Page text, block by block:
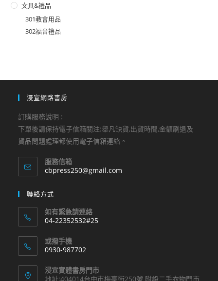
文具&禮品
301教會用品
302福音禮品
浸宣網路書房
訂購服務說明 :
下單後請保持電子信箱關注:舉凡缺貨,出貨時間,金額刷退及
貨品問題處理都使用電子信箱連絡。
服務信箱
cbpress250@gmail.com
聯絡方式
如有緊急請連絡
04-22352532#25
in
your
application
或撥手機
0930-987702
in
浸宣實體書房門市
地址:404014台中市梅亭街250號 附設二手衣物門市